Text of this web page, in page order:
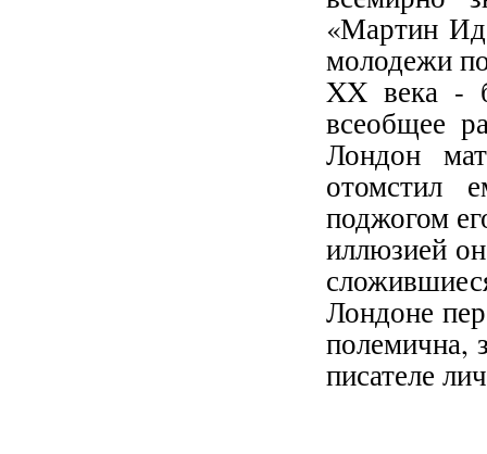
«Мартин
молодежи
XX века -
всеобщее
Лондон
отомстил
поджогом
иллюзией
Лондоне
полемична,
писателе